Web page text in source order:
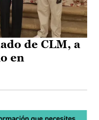
de CLM, a
en